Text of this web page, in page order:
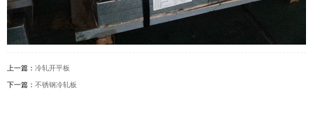
上一篇：冷轧开平板
下一篇：不锈钢冷轧板